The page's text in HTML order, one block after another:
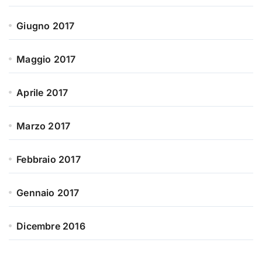
Giugno 2017
Maggio 2017
Aprile 2017
Marzo 2017
Febbraio 2017
Gennaio 2017
Dicembre 2016